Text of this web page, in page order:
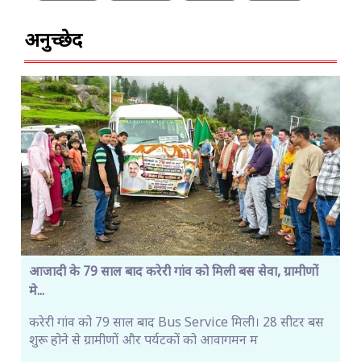
अनुच्छेद
आजादी के 79 साल बाद करेरी गांव को मिली बस सेवा, ग्रामीणों
मे...
करेरी गांव को 79 साल बाद Bus Service मिली। 28 सीटर बस
शुरू होने से ग्रामीणों और पर्यटकों को आवागमन म